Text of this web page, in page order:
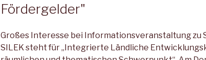
Fördergelder"
Großes Interesse bei Informationsveranstaltung zu
SILEK steht für „Integrierte Ländliche